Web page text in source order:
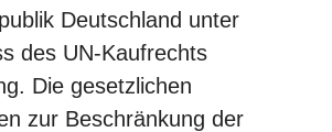
Deutschland unter
des UN-Kaufrechts
Die gesetzlichen
zur Beschränkung der